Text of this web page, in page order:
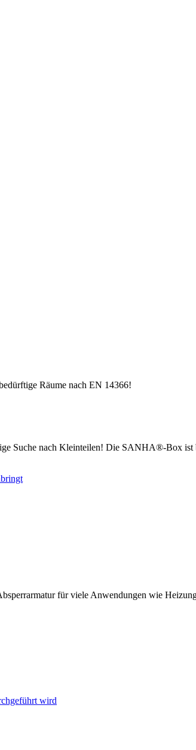
Räume nach EN 14366!
Suche nach Kleinteilen! Die SANHA®-Box ist
für viele Anwendungen wie